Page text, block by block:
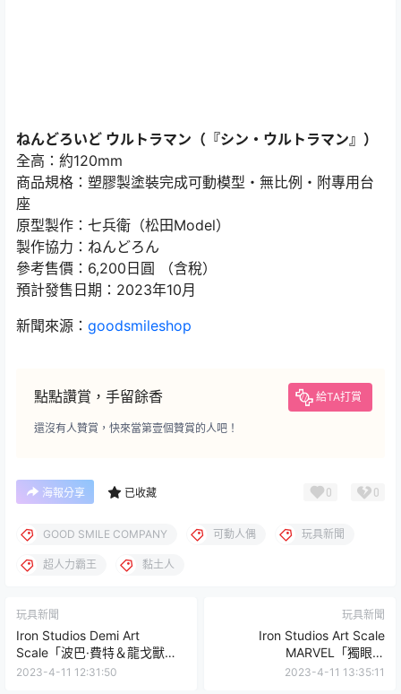
ねんどろいど ウルトラマン（『シン・ウルトラマン』）
全高：約120mm
商品規格：塑膠製塗裝完成可動模型・無比例・附專用台
座
原型製作：七兵衛（松田Model）
製作協力：ねんどろん
參考售價：6,200日圓 （含稅）
預計發售日期：2023年10月
新聞來源： goodsmileshop
點點讚賞，手留餘香 給TA打賞
還沒有人贊賞，快來當第壹個贊賞的人吧！
海報分享 已收藏 0 0
GOOD SMILE COMPANY 可動人偶 玩具新聞
超人力霸王 黏土人
玩具新聞
Iron Studios Demi Art
Scale「波巴·費特＆龍戈獸」
（Boba Fett & Rancor）1/20
2023-4-11 12:31:50
玩具新聞
Iron Studios Art Scale
MARVEL「獨眼龍
Unleashed」1/10 比例全身雕
2023-4-11 13:35:11